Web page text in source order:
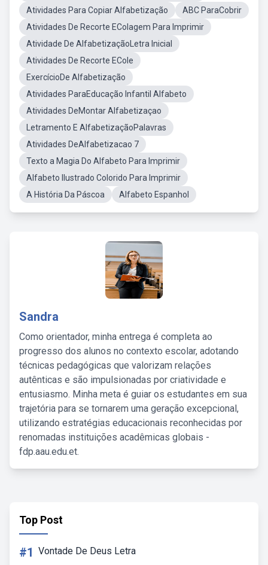
Atividades Para Copiar Alfabetização
ABC ParaCobrir
Atividades De Recorte EColagem Para Imprimir
Atividade De AlfabetizaçãoLetra Inicial
Atividades De Recorte ECole
ExercícioDe Alfabetização
Atividades ParaEducação Infantil Alfabeto
Atividades DeMontar Alfabetizaçao
Letramento E AlfabetizaçãoPalavras
Atividades DeAlfabetizacao 7
Texto a Magia Do Alfabeto Para Imprimir
Alfabeto Ilustrado Colorido Para Imprimir
A História Da Páscoa
Alfabeto Espanhol
Sandra
Como orientador, minha entrega é completa ao
progresso dos alunos no contexto escolar, adotando
técnicas pedagógicas que valorizam relações
autênticas e são impulsionadas por criatividade e
entusiasmo. Minha meta é guiar os estudantes em sua
trajetória para se tornarem uma geração excepcional,
utilizando estratégias educacionais reconhecidas por
renomadas instituições acadêmicas globais -
fdp.aau.edu.et.
Top Post
#1 Vontade De Deus Letra